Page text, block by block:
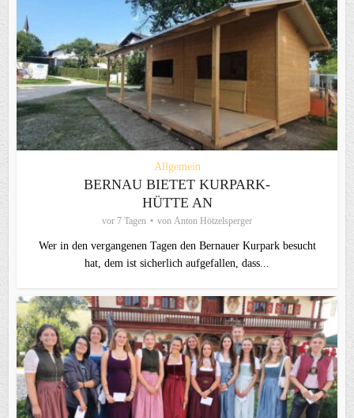
Allgemein
BERNAU BIETET KURPARK-
HÜTTE AN
vor 7 Tagen von Anton Hötzelsperger
Wer in den vergangenen Tagen den Bernauer Kurpark besucht
hat, dem ist sicherlich aufgefallen, dass...